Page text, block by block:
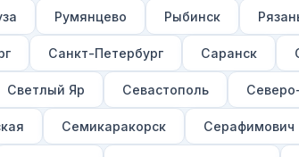
Румянцево Рыбинск
Санкт-Петербург Саранск
Светлый Яр Севастополь
Семикаракорск Серафимович